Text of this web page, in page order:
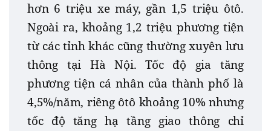
hơn 6 triệu xe máy, gần 1,5 triệu ôtô.
Ngoài ra, khoảng 1,2 triệu phương tiện
từ các tỉnh khác cũng thường xuyên lưu
thông tại Hà Nội. Tốc độ gia tăng
phương tiện cá nhân của thành phố là
4,5%/năm, riêng ôtô khoảng 10% nhưng
tốc độ tăng hạ tầng giao thông chỉ